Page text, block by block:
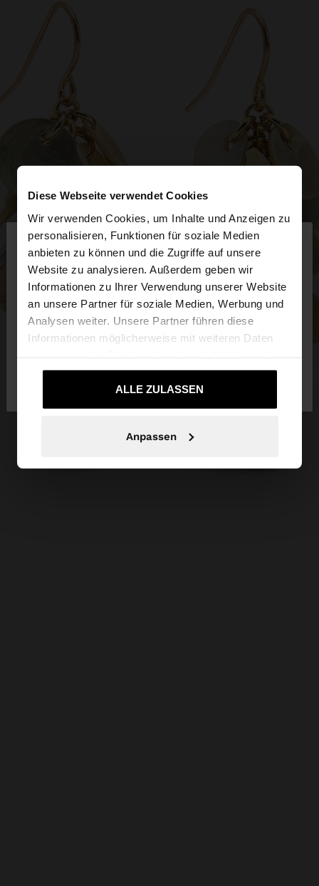
Diese Webseite verwendet Cookies
Wir verwenden Cookies, um Inhalte und Anzeigen zu
personalisieren, Funktionen für soziale Medien
anbieten zu können und die Zugriffe auf unsere
Website zu analysieren. Außerdem geben wir
Informationen zu Ihrer Verwendung unserer Website
an unsere Partner für soziale Medien, Werbung und
Analysen weiter. Unsere Partner führen diese
Informationen möglicherweise mit weiteren Daten
die sie im Rahmen Ihrer Nutzung der Dienste
gesammelt haben.ALLE ZULASSEN
Anpassen
hallo
Sie greifen von Austria auf die Website zu.
Möchten Sie unsere United States Website
Ja, bringen Sie mich zu
United States